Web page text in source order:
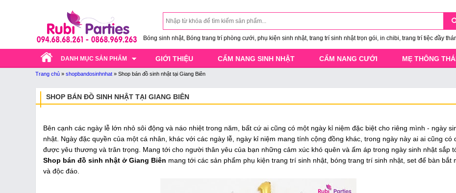
Bóng sinh nhật, Bóng trang trí phòng cưới, phụ kiện sinh nhật, trang trí sinh nhật trọn gói, in chibi, trang trí tiệc đầy
DANH MỤC SẢN PHẨM GIỚI THIỆU CẨM NANG SINH NHẬT CẨM NANG CƯỚI MẸ THÔNG
Trang chủ » shopbandosinhnhat » Shop bán đồ sinh nhật tại Giang Biên
SHOP BÁN ĐỒ SINH NHẬT TẠI GIANG BIÊN
Bên cạnh các ngày lễ lớn nhỏ sôi động và náo nhiệt trong năm, bất cứ ai cũng có một ngày kỉ niệm đặc biệt cho riêng mình - ngày
nhật. Ngày đặc quyền của một cá nhân, khác với các ngày lễ, ngày kỉ niệm mang tính cộng đồng khác, trong ngày này ai ai cũng có
được yêu thương và trân trọng. Mang tới cho người thân yêu của bạn những cảm xúc khó quên và ấm áp trong ngày sinh nhật sắp
Shop bán đồ sinh nhật ở Giang Biên mang tới các sản phẩm phụ kiện trang trí sinh nhật, bóng trang trí sinh nhật, set để bàn bắt
và độc đáo.